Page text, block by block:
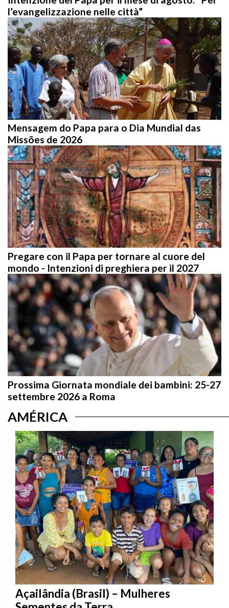
l’evangelizzazione nelle città”
Mensagem do Papa para o Dia Mundial das
Missões de 2026
Pregare con il Papa per tornare al cuore del
mondo - Intenzioni di preghiera per il 2027
Prossima Giornata mondiale dei bambini: 25-27
settembre 2026 a Roma
AMÉRICA
Açailândia (Brasil) – Mulheres
Sementes da Terra